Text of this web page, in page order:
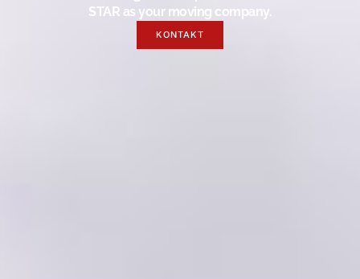
STAR as your moving company.
KONTAKT